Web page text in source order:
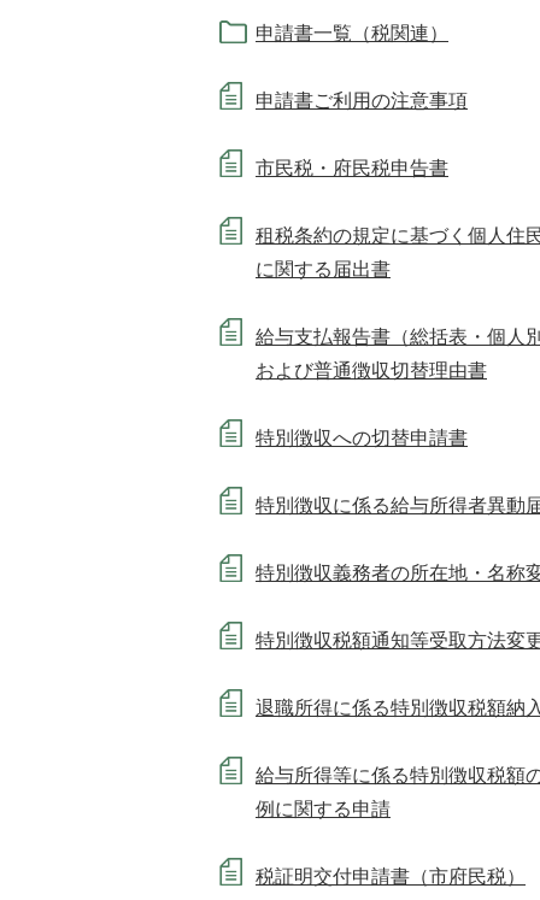
申請書一覧（税関連）
申請書ご利用の注意事項
市民税・府民税申告書
租税条約の規定に基づく個人住
に関する届出書
給与支払報告書（総括表・個人
および普通徴収切替理由書
特別徴収への切替申請書
特別徴収に係る給与所得者異動
特別徴収義務者の所在地・名称
特別徴収税額通知等受取方法変
退職所得に係る特別徴収税額納
給与所得等に係る特別徴収税額
例に関する申請
税証明交付申請書（市府民税）